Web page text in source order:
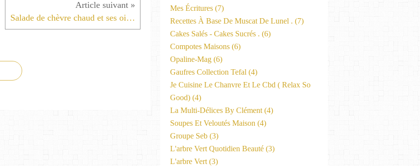
Salade de chèvre chaud et ses oignons frits
Mes Écritures (7)
Recettes À Base De Muscat De Lunel . (7)
Cakes Salés - Cakes Sucrés . (6)
Compotes Maisons (6)
Opaline-Mag (6)
Gaufres Collection Tefal (4)
Je Cuisine Le Chanvre Et Le Cbd ( Relax So
Good) (4)
La Multi-Délices By Clément (4)
Soupes Et Veloutés Maison (4)
Groupe Seb (3)
L'arbre Vert Quotidien Beauté (3)
L'arbre Vert (3)